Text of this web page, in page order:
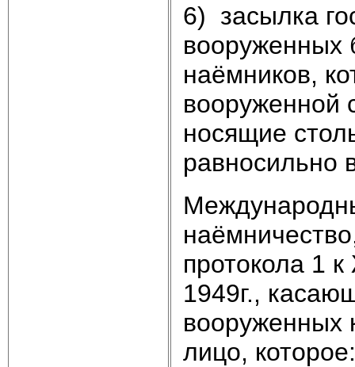
6) засылка
вооруженных
наёмников,
вооруженной
носящие
равносильно
протокола 1
1949г.,
вооруженных
лицо, которое: